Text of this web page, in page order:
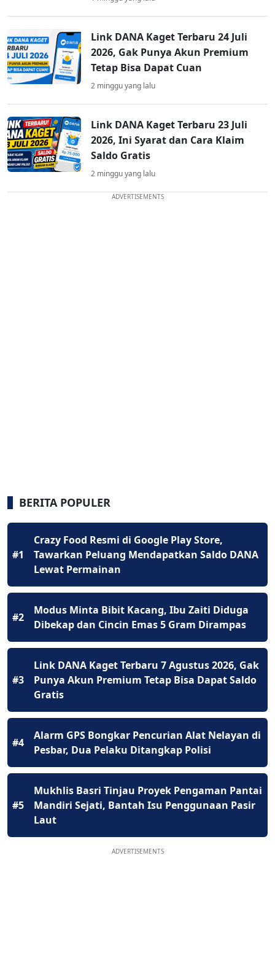
Link DANA Kaget Terbaru 24 Juli
2026, Gak Punya Akun Premium
Tetap Bisa Dapat Cuan
2 minggu yang lalu
Link DANA Kaget Terbaru 23 Juli
2026, Ini Syarat dan Cara Klaim
Saldo Gratis
2 minggu yang lalu
ADVERTISEMENTS
BERITA POPULER
#1
Crazy Food Resmi di Google Play Store,
Tawarkan Peluang Mendapatkan Saldo DANA
Lewat Permainan
#2
Modus Minta Bibit Kacang, Ibu Zaiti Diduga
Dibekap dan Cincin Emas 5 Gram Dirampas
#3
Link DANA Kaget Terbaru 7 Agustus 2026, Gak
Punya Akun Premium Tetap Bisa Dapat Saldo
Gratis
#4
Alarm GPS Bongkar Pencurian Alat Nelayan di
Pesbar, Dua Pelaku Ditangkap Polisi
#5
Mukhlis Basri Tinjau Proyek Pengaman Pantai
Mandiri Sejati, Bantah Isu Penggunaan Pasir
Laut
ADVERTISEMENTS